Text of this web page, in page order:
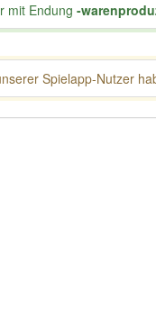
mit Endung -
Spielapp-Nutzer